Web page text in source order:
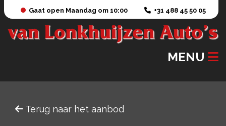
Gaat open Maandag om 10:00 +31 488 45 50 05
MENU
Terug naar het aanbod